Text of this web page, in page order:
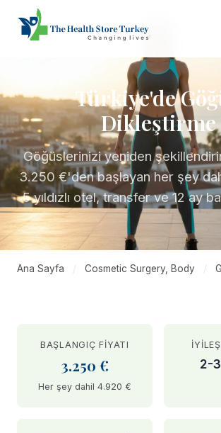
Türkiye'de
Dikleştirme
Göğüslerinizi yeniden
3.250 €'den başlayan her şey
5 yıldızlı otel, transfer ve 12 ay
Ana Sayfa / Cosmetic Surgery, Body /
BAŞLANGIÇ FIYATI
3.250 €
Her şey dahil 4.920 €
2-